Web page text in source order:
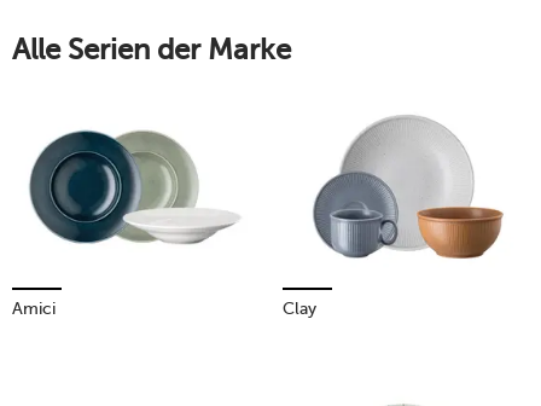
Alle Serien der Marke
Amici Clay